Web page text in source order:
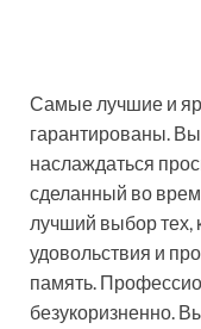
Самые лучшие и
гарантированы.
наслаждаться
сделанный во
лучший выбор тех,
удовольствия и
память.
безукоризненно.